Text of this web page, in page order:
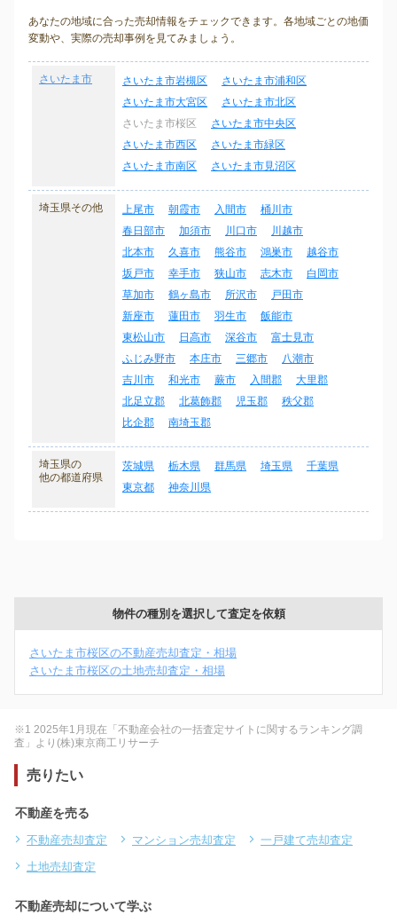
あなたの地域に合った売却情報をチェックできます。各地域ごとの地価
変動や、実際の売却事例を見てみましょう。
さいたま市 さいたま市岩槻区
さいたま市浦和区
さいたま市大宮区
さいたま市北区
さいたま市桜区
さいたま市中央区
さいたま市西区
さいたま市緑区
さいたま市南区
さいたま市見沼区
埼玉県その他 上尾市 朝霞市 入間市
桶川市
春日部市
加須市 川口市
川越市
北本市
久喜市 熊谷市 鴻巣市
越谷市
坂戸市
幸手市 狭山市 志木市
白岡市
草加市
鶴ヶ島市 所沢市
戸田市
新座市
蓮田市 羽生市
飯能市
東松山市
日高市 深谷市
富士見市
ふじみ野市
本庄市 三郷市
八潮市
吉川市
和光市 蕨市 入間郡
大里郡
北足立郡
北葛飾郡 児玉郡
秩父郡
比企郡
南埼玉郡
埼玉県の
他の都道府県
茨城県 栃木県 群馬県 埼玉県
千葉県
東京都
神奈川県
物件の種別を選択して査定を依頼
さいたま市桜区の不動産売却査定・相場
さいたま市桜区の土地売却査定・相場
※1 2025年1月現在「不動産会社の一括査定サイトに関するランキング調
査」より(株)東京商工リサーチ
売りたい
不動産を売る
不動産売却査定 マンション売却査定
一戸建て売却査定
土地売却査定
不動産売却について学ぶ